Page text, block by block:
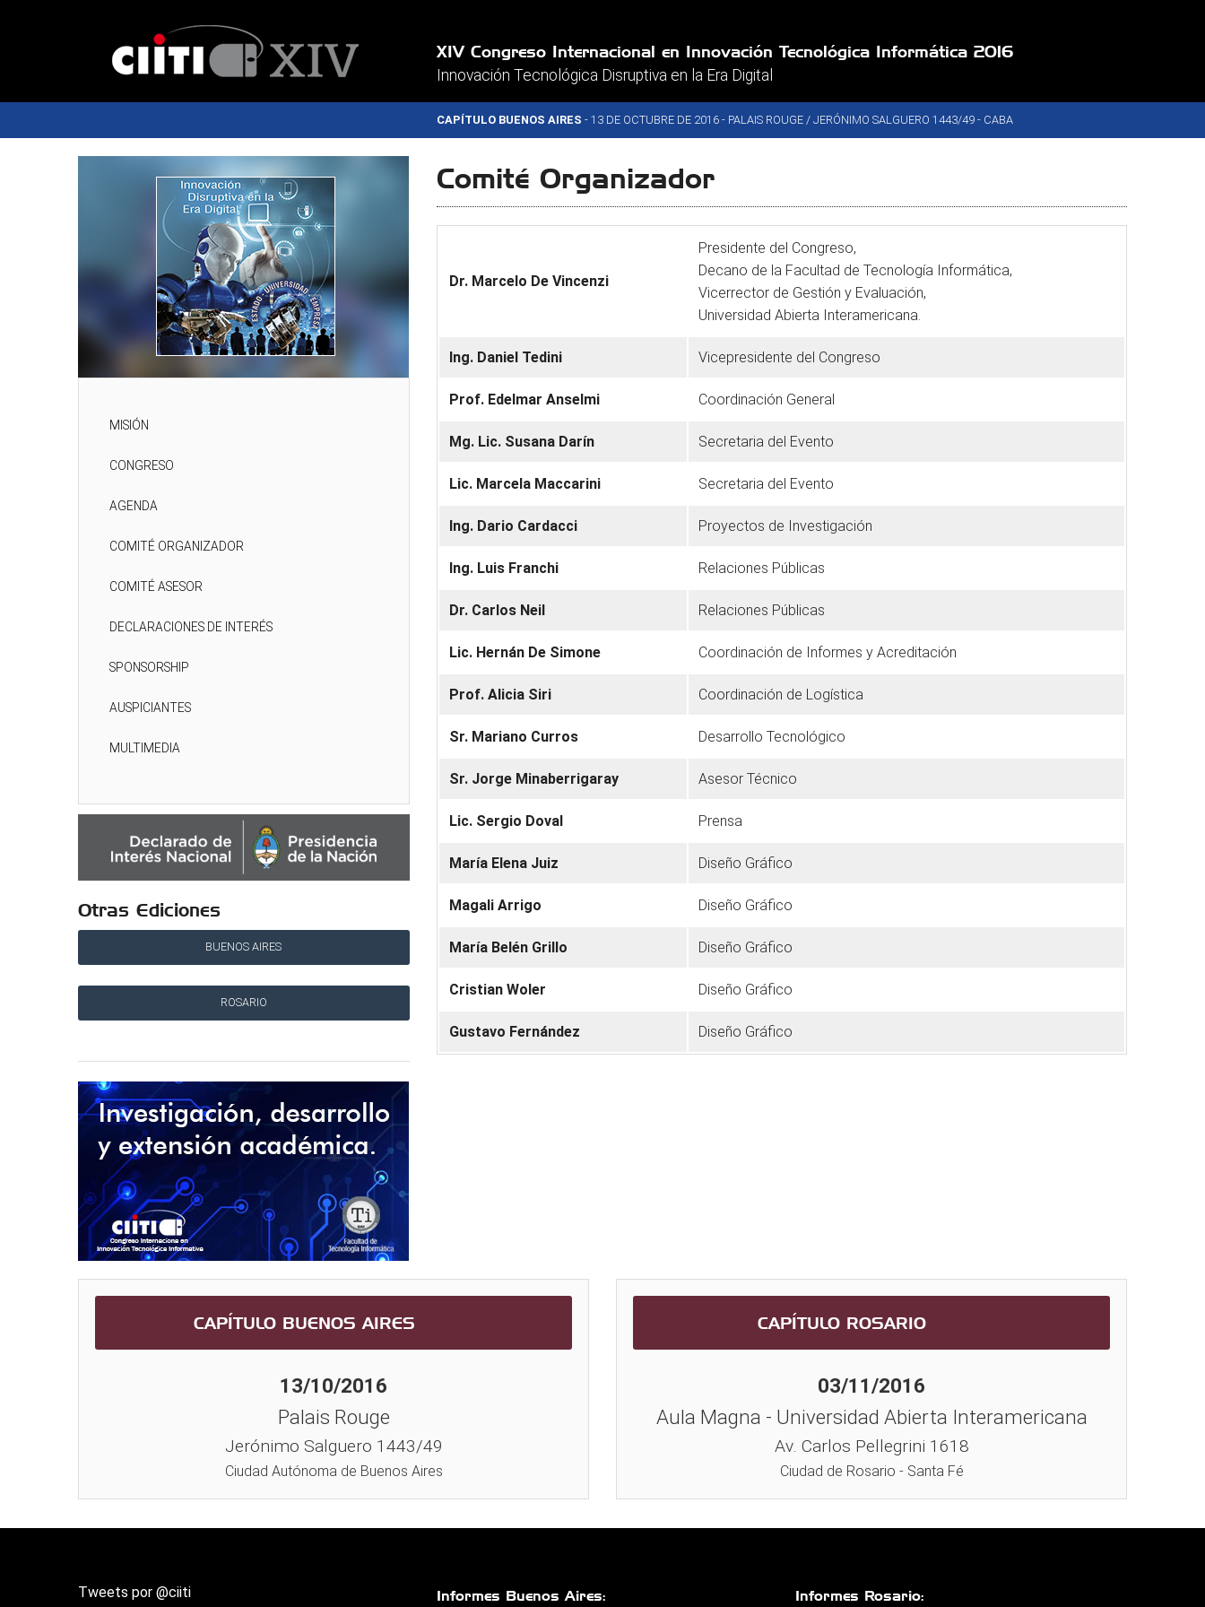
XIV Congreso Internacional en Innovación Tecnológica Informática 2016
Innovación Tecnológica Disruptiva en la Era Digital
CAPÍTULO BUENOS AIRES - 13 DE OCTUBRE DE 2016 - PALAIS ROUGE / JERÓNIMO SALGUERO 1443/49 - CABA
MISIÓN
CONGRESO
AGENDA
COMITÉ ORGANIZADOR
COMITÉ ASESOR
DECLARACIONES DE INTERÉS
SPONSORSHIP
AUSPICIANTES
MULTIMEDIA
Otras Ediciones
BUENOS AIRES
ROSARIO
Comité Organizador
Dr. Marcelo De Vincenzi
Presidente del Congreso,
Decano de la Facultad de Tecnología Informática,
Vicerrector de Gestión y Evaluación,
Universidad Abierta Interamericana.
Ing. Daniel Tedini Vicepresidente del Congreso
Prof. Edelmar Anselmi Coordinación General
Mg. Lic. Susana Darín Secretaria del Evento
Lic. Marcela Maccarini Secretaria del Evento
Ing. Dario Cardacci Proyectos de Investigación
Ing. Luis Franchi Relaciones Públicas
Dr. Carlos Neil Relaciones Públicas
Lic. Hernán De Simone Coordinación de Informes y Acreditación
Prof. Alicia Siri Coordinación de Logística
Sr. Mariano Curros Desarrollo Tecnológico
Sr. Jorge Minaberrigaray Asesor Técnico
Lic. Sergio Doval Prensa
María Elena Juiz Diseño Gráfico
Magali Arrigo Diseño Gráfico
María Belén Grillo Diseño Gráfico
Cristian Woler Diseño Gráfico
Gustavo Fernández Diseño Gráfico
CAPÍTULO BUENOS AIRES
13/10/2016
Palais Rouge
Jerónimo Salguero 1443/49
Ciudad Autónoma de Buenos Aires
CAPÍTULO ROSARIO
03/11/2016
Aula Magna - Universidad Abierta Interamericana
Av. Carlos Pellegrini 1618
Ciudad de Rosario - Santa Fé
Tweets por @ciiti Informes Buenos Aires: Informes Rosario: